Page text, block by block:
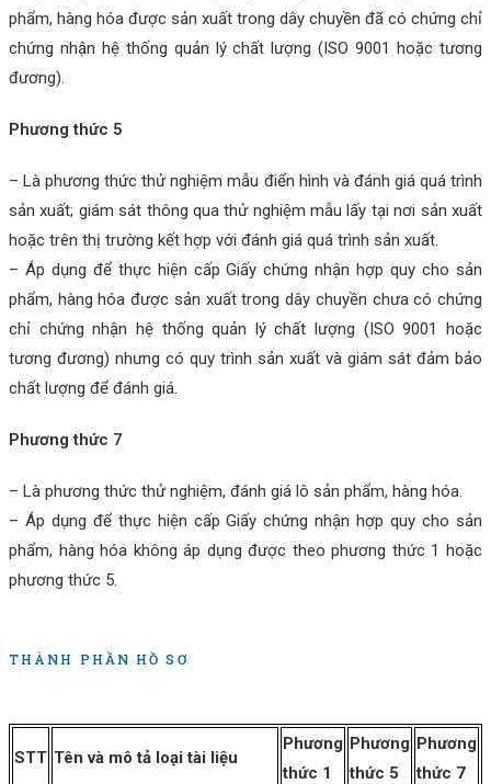
phẩm, hàng hóa được sản xuất trong dây chuyền đã có chứng chỉ
chứng nhận hệ thống quản lý chất lượng (ISO 9001 hoặc tương
đương).
Phương thức 5
– Là phương thức thử nghiệm mẫu điển hình và đánh giá quá trình
sản xuất; giám sát thông qua thử nghiệm mẫu lấy tại nơi sản xuất
hoặc trên thị trường kết hợp với đánh giá quá trình sản xuất.
– Áp dụng để thực hiện cấp Giấy chứng nhận hợp quy cho sản
phẩm, hàng hóa được sản xuất trong dây chuyền chưa có chứng
chỉ chứng nhận hệ thống quản lý chất lượng (ISO 9001 hoặc
tương đương) nhưng có quy trình sản xuất và giám sát đảm bảo
chất lượng để đánh giá.
Phương thức 7
– Là phương thức thử nghiệm, đánh giá lô sản phẩm, hàng hóa.
– Áp dụng để thực hiện cấp Giấy chứng nhận hợp quy cho sản
phẩm, hàng hóa không áp dụng được theo phương thức 1 hoặc
phương thức 5.
THÀNH PHẦN HỒ SƠ
STT Tên và mô tả loại tài liệu
Phương
thức 1
Phương
thức 5
Phương
thức 7